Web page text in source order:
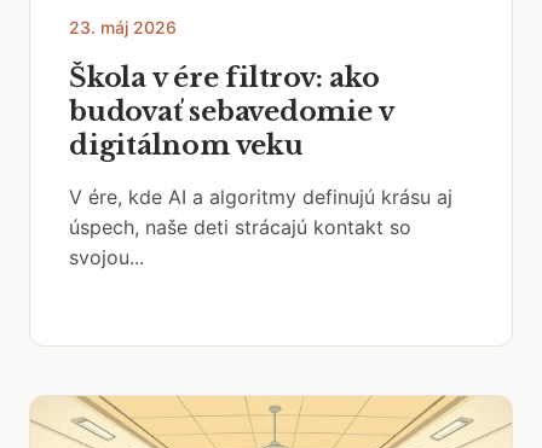
23. máj 2026
Škola v ére filtrov: ako
budovať sebavedomie v
digitálnom veku
V ére, kde AI a algoritmy definujú krásu aj
úspech, naše deti strácajú kontakt so
svojou...